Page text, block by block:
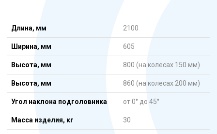
Длина, мм 2100
Ширина, мм 605
Высота, мм 800 (на колесах 150 мм)
Высота, мм 860 (на колесах 200 мм)
Угол наклона подголовника от 0° до 45°
Масса изделия, кг 30